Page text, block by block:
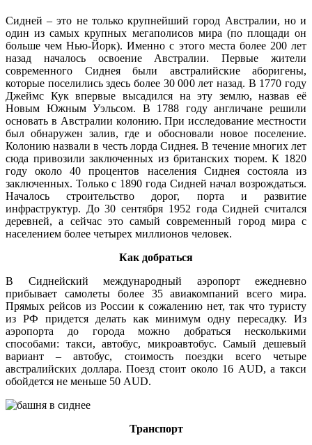
Сидней – это не только крупнейший город Австралии, но и
один из самых крупных мегаполисов мира (по площади он
больше чем Нью-Йорк). Именно с этого места более 200 лет
назад началось освоение Австралии. Первые жители
современного Сиднея были австралийские аборигены,
которые поселились здесь более 30 000 лет назад. В 1770 году
Джеймс Кук впервые высадился на эту землю, назвав её
Новым Южным Уэльсом. В 1788 году англичане решили
основать в Австралии колонию. При исследование местности
был обнаружен залив, где и обосновали новое поселение.
Колонию назвали в честь лорда Сиднея. В течение многих лет
сюда привозили заключенных из британских тюрем. К 1820
году около 40 процентов населения Сиднея состояла из
заключенных. Только с 1890 года Сидней начал возрождаться.
Началось строительство дорог, порта и развитие
инфраструктур. До 30 сентября 1952 года Сидней считался
деревней, а сейчас это самый современный город мира с
населением более четырех миллионов человек.
Как добраться
В Сиднейский международный аэропорт ежедневно
прибывает самолеты более 35 авиакомпаний всего мира.
Прямых рейсов из России к сожалению нет, так что туристу
из РФ придется делать как минимум одну пересадку. Из
аэропорта до города можно добраться несколькими
способами: такси, автобус, микроавтобус. Самый дешевый
вариант – автобус, стоимость поездки всего четыре
австралийских доллара. Поезд стоит около 16 AUD, а такси
обойдется не меньше 50 AUD.
Транспорт